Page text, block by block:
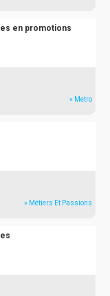
en promotions
» Metro
» Métiers Et Passions